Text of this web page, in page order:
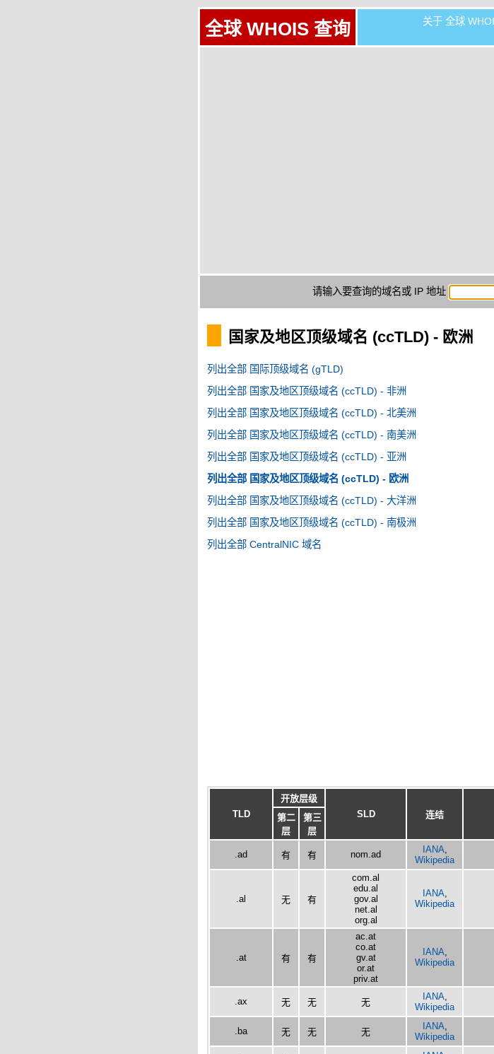
全球 WHOIS 查询 关于 全球
请输入要查询的域名或 IP 地址
国家及地区顶级域名 (ccTLD) - 欧洲
列出全部 国际顶级域名 (gTLD)
列出全部 国家及地区顶级域名 (ccTLD) - 非洲
列出全部 国家及地区顶级域名 (ccTLD) - 北美洲
列出全部 国家及地区顶级域名 (ccTLD) - 南美洲
列出全部 国家及地区顶级域名 (ccTLD) - 亚洲
列出全部 国家及地区顶级域名 (ccTLD) - 欧洲
列出全部 国家及地区顶级域名 (ccTLD) - 大洋洲
列出全部 国家及地区顶级域名 (ccTLD) - 南极洲
列出全部 CentralNIC 域名
TLD
开放层级
SLD
连结
第二
层
第三
层
.ad 有 有 nom.ad IANA
Wikipedia
.al 无 有
com.al
edu.al
gov.al
net.al
org.al
IANA,
Wikipedia
.at 有 有
ac.at
co.at
gv.at
or.at
priv.at
IANA
Wikipedia
.ax 无 无 无
IANA,
Wikipedia
.ba 无 无 无
IANA
Wikipedia